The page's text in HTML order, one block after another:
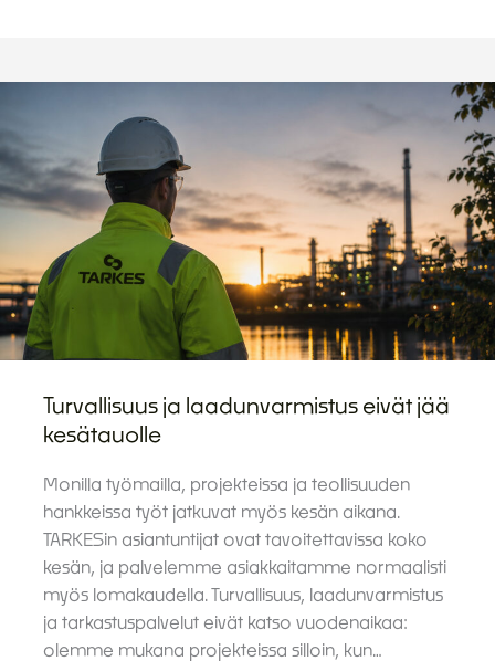
Turvallisuus ja laadunvarmistus eivät jää
kesätauolle
Monilla työmailla, projekteissa ja teollisuuden
hankkeissa työt jatkuvat myös kesän aikana.
TARKESin asiantuntijat ovat tavoitettavissa koko
kesän, ja palvelemme asiakkaitamme normaalisti
myös lomakaudella. Turvallisuus, laadunvarmistus
ja tarkastuspalvelut eivät katso vuodenaikaa:
olemme mukana projekteissa silloin, kun…